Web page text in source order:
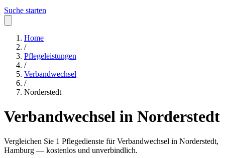
Suche starten
Home
/
Pflegeleistungen
/
Verbandwechsel
/
Norderstedt
Verbandwechsel in Norderstedt
Vergleichen Sie 1 Pflegedienste für Verbandwechsel in Norderstedt,
Hamburg — kostenlos und unverbindlich.